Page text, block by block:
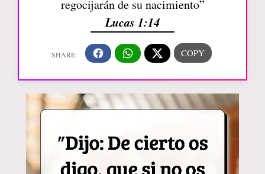
regocijarán de su nacimiento”
Lucas 1:14